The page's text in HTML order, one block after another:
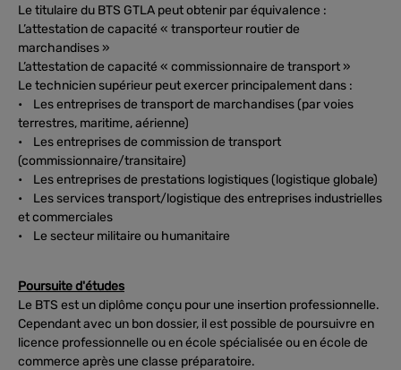
Le titulaire du BTS GTLA peut obtenir par équivalence :
L’attestation de capacité « transporteur routier de
marchandises »
L’attestation de capacité « commissionnaire de transport »
Le technicien supérieur peut exercer principalement dans :
• Les entreprises de transport de marchandises (par voies
terrestres, maritime, aérienne)
• Les entreprises de commission de transport
(commissionnaire/transitaire)
• Les entreprises de prestations logistiques (logistique globale)
• Les services transport/logistique des entreprises industrielles
et commerciales
• Le secteur militaire ou humanitaire
Poursuite d'études
Le BTS est un diplôme conçu pour une insertion professionnelle.
Cependant avec un bon dossier, il est possible de poursuivre en
licence professionnelle ou en école spécialisée ou en école de
commerce après une classe préparatoire.